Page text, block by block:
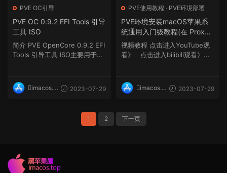
PVE OC引导
PVE OC 0.9.2 EFI Tools 引导
工具 ISO
简介 PVE OpenCore 0.9.2 EFI
Tools 引导工具 ISO主要用于Pr
imacos.t
2023-07-29
PVE使用教程 · PVE环境部署
PVE环境安装macOS苹果系
统通用入门级教程(在 Proxm
ox 8 上安装Install macOS S
onoma 14)
视频教程 点击进入YouTube观
看》 点击进入bilibili观看》...
imacos.t
2023-07-29
1 2 下一页